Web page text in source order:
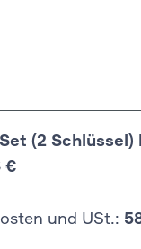
(2
€
und USt.: